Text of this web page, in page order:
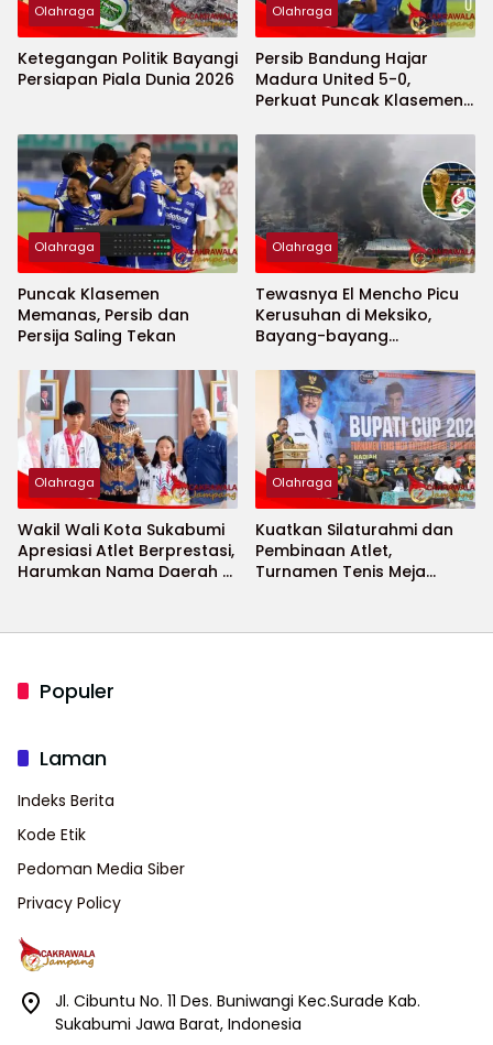
Olahraga
Ketegangan Politik Bayangi
Persiapan Piala Dunia 2026
Olahraga
Persib Bandung Hajar
Madura United 5-0,
Perkuat Puncak Klasemen
Olahraga
Puncak Klasemen
Memanas, Persib dan
Persija Saling Tekan
Olahraga
Tewasnya El Mencho Picu
Kerusuhan di Meksiko,
Bayang-bayang
2026 Menguat
Olahraga
Wakil Wali Kota Sukabumi
Apresiasi Atlet Berprestasi,
Harumkan Nama Daerah di
Olahraga
Kuatkan Silaturahmi dan
Pembinaan Atlet,
Turnamen Tenis Meja
Populer
Laman
Indeks Berita
Kode Etik
Pedoman Media Siber
Privacy Policy
Jl. Cibuntu No. 11 Des. Buniwangi Kec.Surade Kab.
Sukabumi Jawa Barat, Indonesia